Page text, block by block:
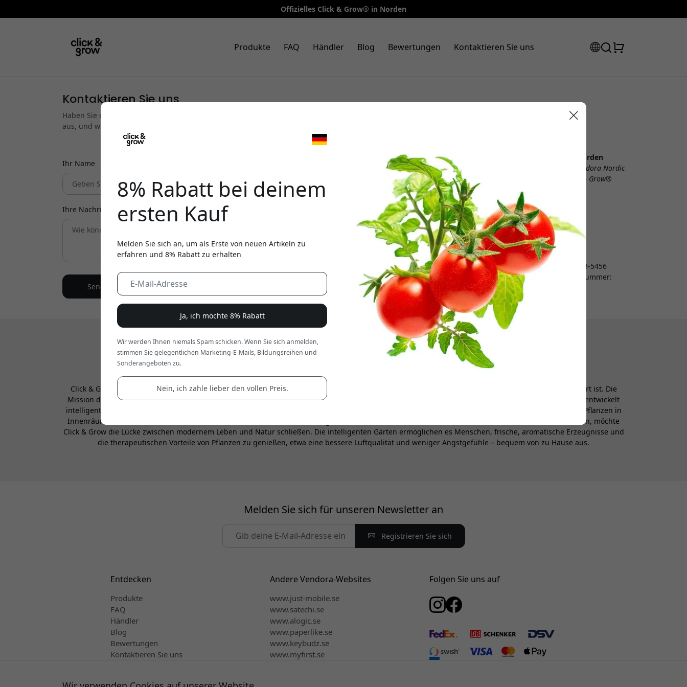
Offizielles Click & Grow® in Norden
Produkte FAQ Händler Blog Bewertungen Kontaktieren Sie uns
Kontaktieren Sie uns
Haben Sie eine Frage oder benötigen Sie Unterstützung? Wir helfen Ihnen gern. Füllen Sie das Formular
aus, und wir melden uns so schnell wie möglich bei Ihnen.
Ihr Name
Ihre Nachricht
Senden
Offizielle Click & Grow® in Norden
Betrieben und verwaltet von Vendora Nordic
Offizieller Distributor von Click & Grow®
Vendora Nordic
Ladugårdsvägen 1
234 35 Lomma
Sweden
E-Mail: info@clickandgrow.se
Organisationsnummer: 556843-5456
Umsatzsteuer-Identifikationsnummer:
SE556843545601
Hauptsitz: Lomma
Click & Grow Norden
Click & Grow ist ein estnisches Unternehmen, das 2009 gegründet wurde und von einem NASA-Bericht über den Pflanzenanbau im Weltraum inspiriert ist. Die
Mission des Unternehmens ist es, Menschen die Vorteile des Gärtnerns erlebbar zu machen, auch in hektischen urbanen Umgebungen. Click & Grow entwickelt
intelligente Indoor-Gärten, die Bewässerung, Licht und Nährstoffe automatisch steuern, sodass Nutzerinnen und Nutzer das ganze Jahr über einfach Pflanzen in
Innenräumen anbauen können. Da mehr als die Hälfte der Weltbevölkerung in Städten lebt und viele Menschen über ein hohes Stressniveau berichten, möchte
Click & Grow die Lücke zwischen modernem Leben und Natur schließen. Die intelligenten Gärten ermöglichen es Menschen, frische, aromatische Erzeugnisse und
die therapeutischen Vorteile von Pflanzen zu genießen, etwa eine bessere Luftqualität und weniger Angstgefühle – bequem von zu Hause aus.
Melden Sie sich für unseren Newsletter an
Registrieren Sie sich
Entdecken
Produkte
FAQ
Händler
Blog
Bewertungen
Kontaktieren Sie uns
Andere Vendora-Websites
www.just-mobile.se
www.satechi.se
www.alogic.se
www.paperlike.se
www.keybudz.se
www.myfirst.se
Folgen Sie uns auf
8% Rabatt bei deinem
ersten Kauf
Melden Sie sich an, um als Erste von neuen Artikeln zu
erfahren und 8% Rabatt zu erhalten
Ja, ich möchte 8% Rabatt
Wir werden Ihnen niemals Spam schicken. Wenn Sie sich anmelden,
stimmen Sie gelegentlichen Marketing-E-Mails, Bildungsreihen und
Sonderangeboten zu.
Nein, ich zahle lieber den vollen Preis.
Verwende diesen Code an der Kasse, um 8% Rabatt zu
erhalten.